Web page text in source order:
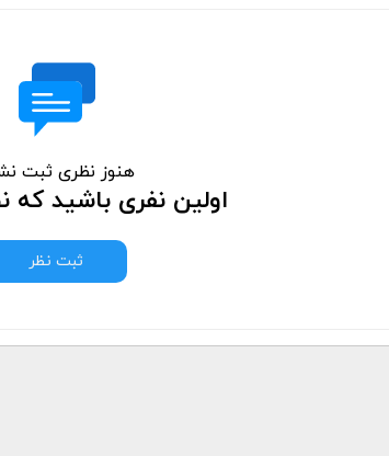
هنوز نظری ثبت
اولین نفری باشید که
ثبت نظر